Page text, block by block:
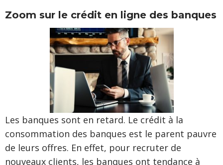
Zoom sur le crédit en ligne des banques
Les banques sont en retard. Le crédit à la
consommation des banques est le parent pauvre
de leurs offres. En effet, pour recruter de
nouveaux clients, les banques ont tendance à